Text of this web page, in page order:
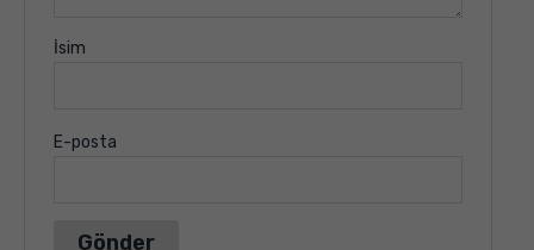
İsim
E-posta